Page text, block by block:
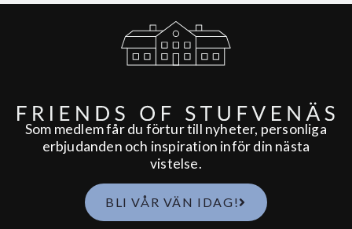
Som medlem får du förtur till nyheter, personliga
erbjudanden och inspiration inför din nästa
vistelse.
BLI VÅR VÄN IDAG!